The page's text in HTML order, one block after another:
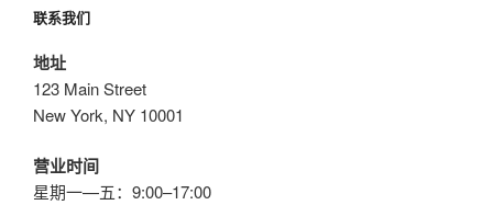
联系我们
地址
123 Main Street
New York, NY 10001
营业时间
星期一—五：9:00–17:00